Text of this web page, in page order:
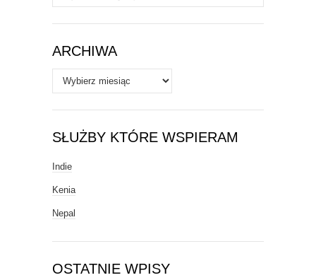
/
Tematy
ARCHIWA
Archiwa
SŁUŻBY KTÓRE WSPIERAM
Indie
Kenia
Nepal
OSTATNIE WPISY